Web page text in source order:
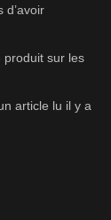
d’avoir
produit sur les
article lu il y a